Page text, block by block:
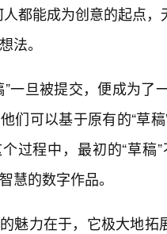
人都能成为创意的起点
法。
”一旦被提交，便成为
们可以基于原有的“草
过程中，最初的“草
慧的数字作品。
魅力在于，它极大地